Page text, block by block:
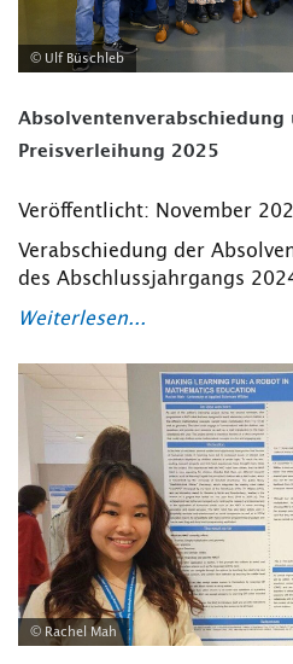
© Ulf Büschleb
Absolventenverabschiedung
Preisverleihung 2025
Veröffentlicht: November
Verabschiedung der
des Abschlussjahrgangs
Weiterlesen...
© Rachel Mah